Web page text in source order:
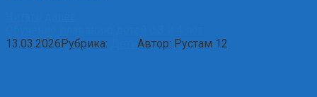
13.03.2026Рубрика: Автор: Рустам 12